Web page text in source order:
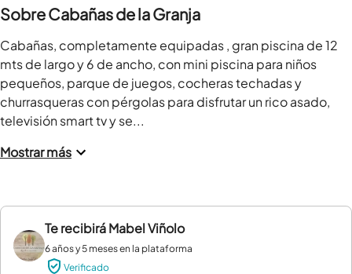
Sobre Cabañas de la Granja
Cabañas, completamente equipadas , gran piscina de 12
mts de largo y 6 de ancho, con mini piscina para niños
pequeños, parque de juegos, cocheras techadas y
churrasqueras con pérgolas para disfrutar un rico asado,
televisión smart tv y se...
Mostrar más
Te recibiráMabel Viñolo
6 años y 5 meses en la plataforma
Verificado